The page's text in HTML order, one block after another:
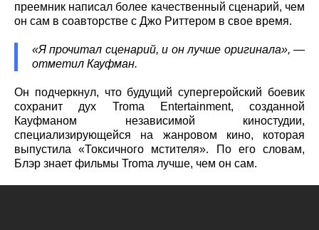
преемник написал более качественный сценарий, чем
он сам в соавторстве с Джо Риттером в свое время.
«Я прочитал сценарий, и он лучше оригинала», —
отметил Кауфман.
Он подчеркнул, что будущий супергеройский боевик
сохранит дух Troma Entertainment, созданной
Кауфманом независимой киностудии,
специализирующейся на жанровом кино, которая
выпустила «Токсичного мстителя». По его словам,
Блэр знает фильмы Troma лучше, чем он сам.